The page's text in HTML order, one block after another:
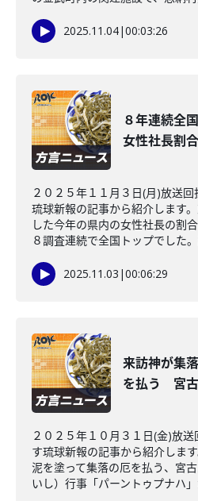
2025.11.04|00:03:26
８年連続全
女性社長割合
２０２５年１１月３日(月)放送
琉球新報の記事から紹介します
した今年の県内の女性社長の割
８調査連続で全国トップでした
2025.11.03 |00:06:29
来訪神が集
を払う 宮古
２０２５年１０月３１日(金)放
す琉球新報の記事から紹介しま
泥を塗って集落の厄を払う、宮
いし）行事「パーントゥプナハ